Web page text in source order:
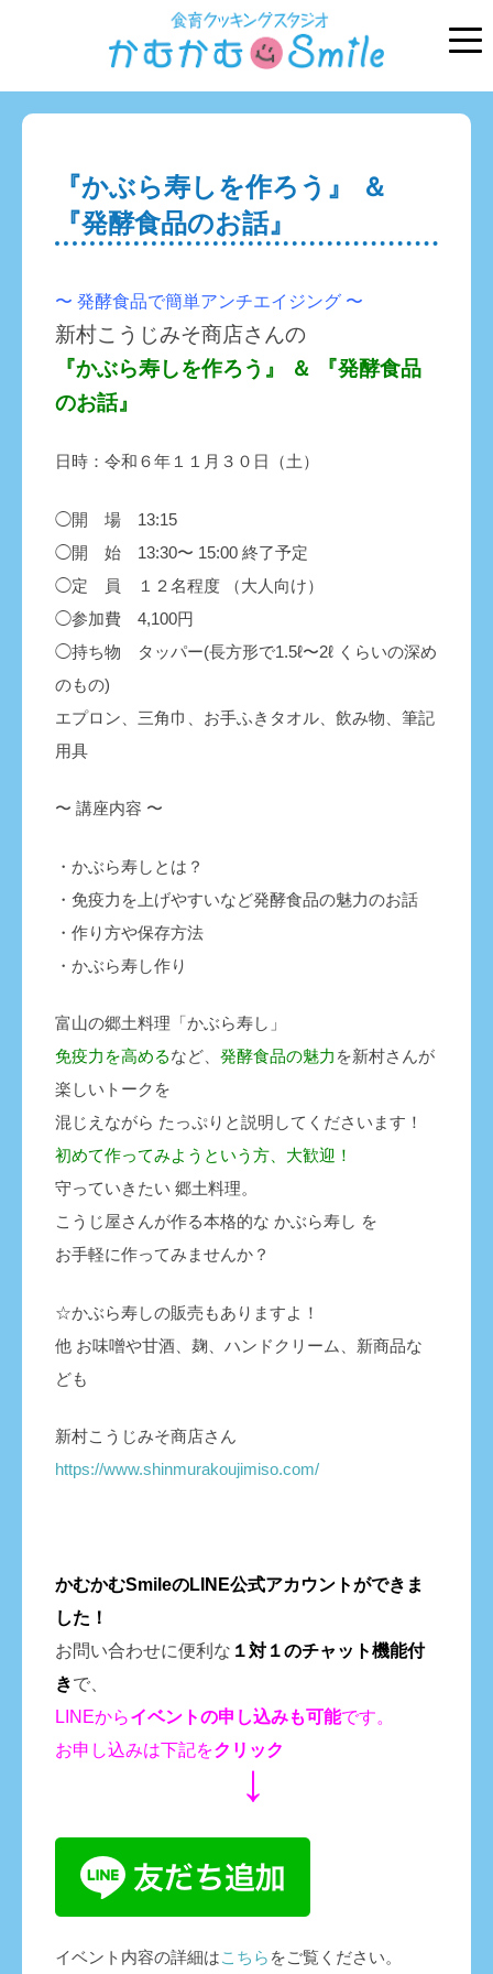
『かぶら寿しを作ろう』 ＆
『発酵食品のお話』
〜 発酵食品で簡単アンチエイジング 〜
新村こうじみそ商店さんの
『かぶら寿しを作ろう』 ＆ 『発酵食品
のお話』
日時：令和６年１１月３０日（土）
◯開 場 13:15
◯開 始 13:30〜 15:00 終了予定
◯定 員 １２名程度 （大人向け）
◯参加費 4,100円
◯持ち物 タッパー(長方形で1.5ℓ〜2ℓ くらいの深め
のもの)
エプロン、三角巾、お手ふきタオル、飲み物、筆記
用具
〜 講座内容 〜
・かぶら寿しとは？
・免疫力を上げやすいなど発酵食品の魅力のお話
・作り方や保存方法
・かぶら寿し作り
富山の郷土料理「かぶら寿し」
免疫力を高めるなど、 発酵食品の魅力 を新村さんが
楽しいトークを
混じえながら たっぷりと説明してくださいます！
初めて作ってみようという方、大歓迎！
守っていきたい 郷土料理。
こうじ屋さんが作る本格的な かぶら寿し を
お手軽に作ってみませんか？
☆かぶら寿しの販売もありますよ！
他 お味噌や甘酒、麹、ハンドクリーム、新商品な
ども
新村こうじみそ商店さん
https://www.shinmurakoujimiso.com/
かむかむSmileのLINE公式アカウントができま
した！
お問い合わせに便利な １対１のチャット機能付
きで、
LINEからイベントの申し込みも可能です。
お申し込みは下記をクリック
↓
イベント内容の詳細はこちら をご覧ください。